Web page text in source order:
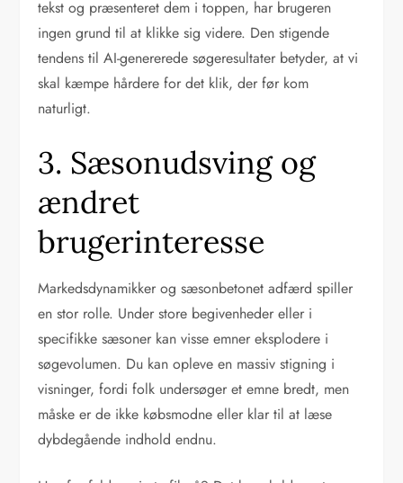
tekst og præsenteret dem i toppen, har brugeren
ingen grund til at klikke sig videre. Den stigende
tendens til AI-genererede søgeresultater betyder, at vi
skal kæmpe hårdere for det klik, der før kom
naturligt.
3. Sæsonudsving og
ændret
brugerinteresse
Markedsdynamikker og sæsonbetonet adfærd spiller
en stor rolle. Under store begivenheder eller i
specifikke sæsoner kan visse emner eksplodere i
søgevolumen. Du kan opleve en massiv stigning i
visninger, fordi folk undersøger et emne bredt, men
måske er de ikke købsmodne eller klar til at læse
dybdegående indhold endnu.